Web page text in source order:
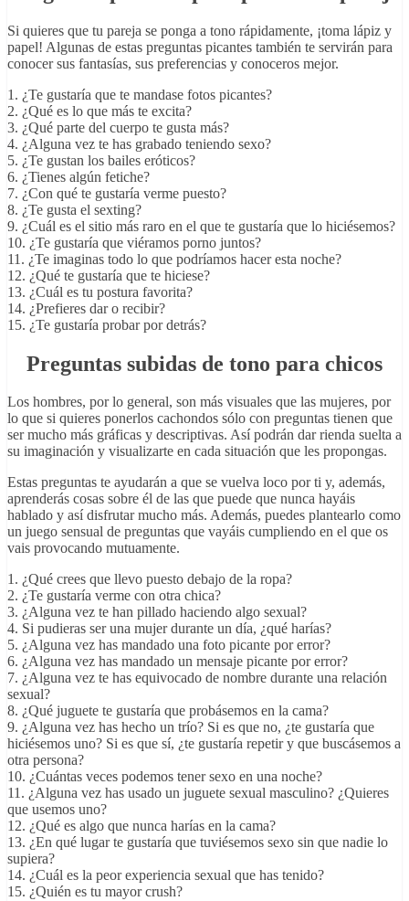
Si quieres que tu pareja se ponga a tono rápidamente, ¡toma lápiz y
papel! Algunas de estas preguntas picantes también te servirán para
conocer sus fantasías, sus preferencias y conoceros mejor.
1. ¿Te gustaría que te mandase fotos picantes?
2. ¿Qué es lo que más te excita?
3. ¿Qué parte del cuerpo te gusta más?
4. ¿Alguna vez te has grabado teniendo sexo?
5. ¿Te gustan los bailes eróticos?
6. ¿Tienes algún fetiche?
7. ¿Con qué te gustaría verme puesto?
8. ¿Te gusta el sexting?
9. ¿Cuál es el sitio más raro en el que te gustaría que lo hiciésemos?
10. ¿Te gustaría que viéramos porno juntos?
11. ¿Te imaginas todo lo que podríamos hacer esta noche?
12. ¿Qué te gustaría que te hiciese?
13. ¿Cuál es tu postura favorita?
14. ¿Prefieres dar o recibir?
15. ¿Te gustaría probar por detrás?
Preguntas subidas de tono para chicos
Los hombres, por lo general, son más visuales que las mujeres, por
lo que si quieres ponerlos cachondos sólo con preguntas tienen que
ser mucho más gráficas y descriptivas. Así podrán dar rienda suelta a
su imaginación y visualizarte en cada situación que les propongas.
Estas preguntas te ayudarán a que se vuelva loco por ti y, además,
aprenderás cosas sobre él de las que puede que nunca hayáis
hablado y así disfrutar mucho más. Además, puedes plantearlo como
un juego sensual de preguntas que vayáis cumpliendo en el que os
vais provocando mutuamente.
1. ¿Qué crees que llevo puesto debajo de la ropa?
2. ¿Te gustaría verme con otra chica?
3. ¿Alguna vez te han pillado haciendo algo sexual?
4. Si pudieras ser una mujer durante un día, ¿qué harías?
5. ¿Alguna vez has mandado una foto picante por error?
6. ¿Alguna vez has mandado un mensaje picante por error?
7. ¿Alguna vez te has equivocado de nombre durante una relación
sexual?
8. ¿Qué juguete te gustaría que probásemos en la cama?
9. ¿Alguna vez has hecho un trío? Si es que no, ¿te gustaría que
hiciésemos uno? Si es que sí, ¿te gustaría repetir y que buscásemos a
otra persona?
10. ¿Cuántas veces podemos tener sexo en una noche?
11. ¿Alguna vez has usado un juguete sexual masculino? ¿Quieres
que usemos uno?
12. ¿Qué es algo que nunca harías en la cama?
13. ¿En qué lugar te gustaría que tuviésemos sexo sin que nadie lo
supiera?
14. ¿Cuál es la peor experiencia sexual que has tenido?
15. ¿Quién es tu mayor crush?